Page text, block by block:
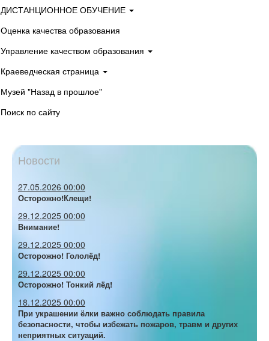
ДИСТАНЦИОННОЕ ОБУЧЕНИЕ
Оценка качества образования
Управление качеством образования
Краеведческая страница
Музей "Назад в прошлое"
Поиск по сайту
Новости
27.05.2026 00:00
Осторожно!Клещи!
29.12.2025 00:00
Внимание!
29.12.2025 00:00
Осторожно! Гололёд!
29.12.2025 00:00
Осторожно! Тонкий лёд!
18.12.2025 00:00
При украшении ёлки важно соблюдать правила
безопасности, чтобы избежать пожаров, травм и других
неприятных ситуаций.